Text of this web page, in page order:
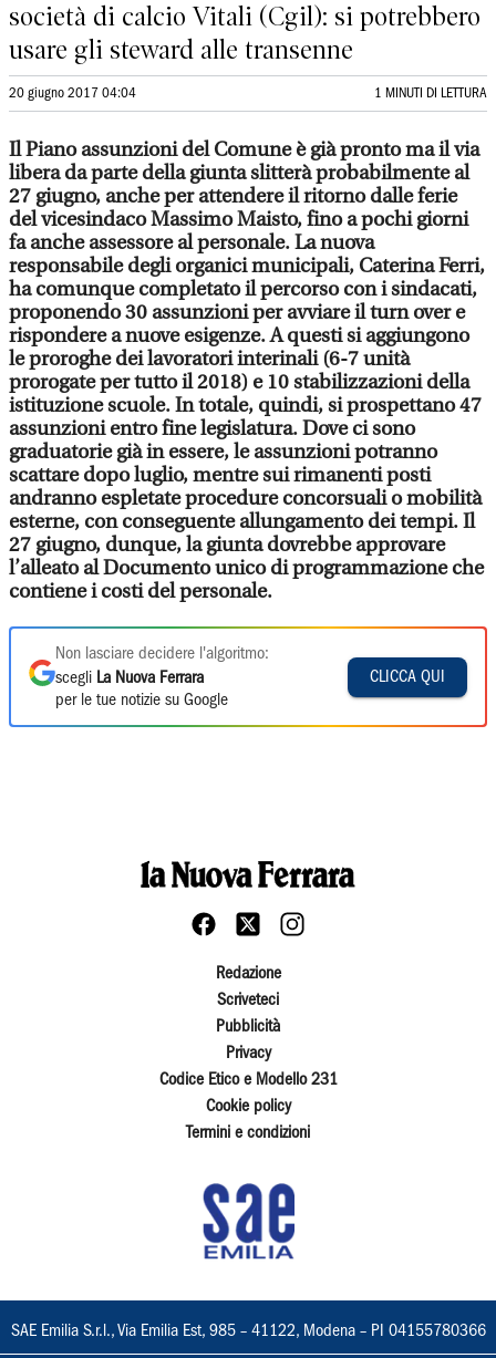
società di calcio Vitali (Cgil): si potrebbero
usare gli steward alle transenne
20 giugno 2017 04:04 1 MINUTI DI LETTURA
Il Piano assunzioni del Comune è già pronto ma il via
libera da parte della giunta slitterà probabilmente al
27 giugno, anche per attendere il ritorno dalle ferie
del vicesindaco Massimo Maisto, fino a pochi giorni
fa anche assessore al personale. La nuova
responsabile degli organici municipali, Caterina Ferri,
ha comunque completato il percorso con i sindacati,
proponendo 30 assunzioni per avviare il turn over e
rispondere a nuove esigenze. A questi si aggiungono
le proroghe dei lavoratori interinali (6-7 unità
prorogate per tutto il 2018) e 10 stabilizzazioni della
istituzione scuole. In totale, quindi, si prospettano 47
assunzioni entro fine legislatura. Dove ci sono
graduatorie già in essere, le assunzioni potranno
scattare dopo luglio, mentre sui rimanenti posti
andranno espletate procedure concorsuali o mobilità
esterne, con conseguente allungamento dei tempi. Il
27 giugno, dunque, la giunta dovrebbe approvare
l’alleato al Documento unico di programmazione che
contiene i costi del personale.
Non lasciare decidere l'algoritmo:
scegli La Nuova Ferrara
per le tue notizie su Google
CLICCA QUI
Redazione
Scriveteci
Pubblicità
Privacy
Codice Etico e Modello 231
Cookie policy
Termini e condizioni
SAE Emilia S.r.l., Via Emilia Est, 985 – 41122, Modena – PI 04155780366